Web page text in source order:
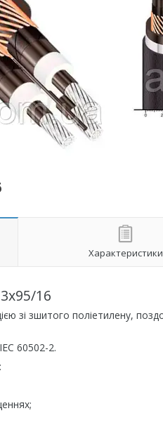
Характеристики
16
зі зшитого поліетилену,
60502-2.